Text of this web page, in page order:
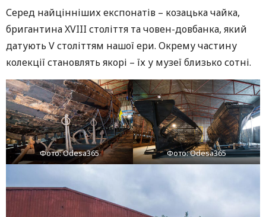
Серед найцінніших експонатів – козацька чайка,
бригантина XVIII століття та човен-довбанка, який
датують V століттям нашої ери. Окрему частину
колекції становлять якорі – їх у музеї близько сотні.
Фото: Odesa365 Фото: Odesa365